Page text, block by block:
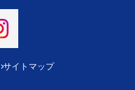
サイトマップ